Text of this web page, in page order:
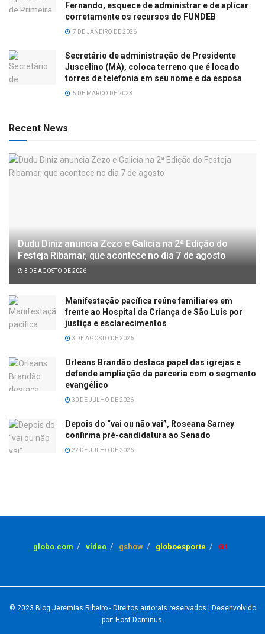
Fernando, esquece de administrar e de aplicar
corretamente os recursos do FUNDEB
7 DE JANEIRO DE 2026
Secretário de administração de Presidente
Juscelino (MA), coloca terreno que é locado
torres de telefonia em seu nome e da esposa
5 DE MARÇO DE 2023
Recent News
Dudu Diniz anuncia Zezo e Galicia na 2ª Edição do
Festeja Ribamar, que acontece no dia 7 de agosto
3 DE AGOSTO DE 2026
Manifestação pacífica reúne familiares em
frente ao Hospital da Criança de São Luís por
justiça e esclarecimentos
3 DE AGOSTO DE 2026
Orleans Brandão destaca papel das igrejas e
defende ampliação da parceria com o segmento
evangélico
30 DE JULHO DE 2026
Depois do “vai ou não vai”, Roseana Sarney
confirma pré-candidatura ao Senado
22 DE JULHO DE 2026
globo.com vídeo gshow globoesporte G1
© 2023 Blog Jeremias Ribeiro- Direitos autorais reservados | Desenvolvido
por: Host Dominus.